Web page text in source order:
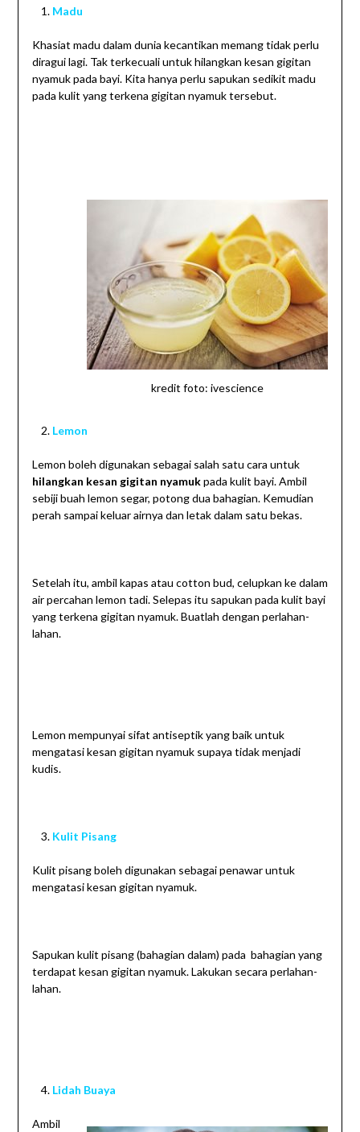
Madu
Khasiat madu dalam dunia kecantikan memang tidak perlu
diragui lagi. Tak terkecuali untuk hilangkan kesan gigitan
nyamuk pada bayi. Kita hanya perlu sapukan sedikit madu
pada kulit yang terkena gigitan nyamuk tersebut.
kredit foto: ivescience
Lemon
Lemon boleh digunakan sebagai salah satu cara untuk
hilangkan kesan gigitan nyamukpada kulit bayi. Ambil
sebiji buah lemon segar, potong dua bahagian. Kemudian
perah sampai keluar airnya dan letak dalam satu bekas.
Setelah itu, ambil kapas atau cotton bud, celupkan ke dalam
air percahan lemon tadi. Selepas itu sapukan pada kulit bayi
yang terkena gigitan nyamuk. Buatlah dengan perlahan-
lahan.
Lemon mempunyai sifat antiseptik yang baik untuk
mengatasi kesan gigitan nyamuk supaya tidak menjadi
kudis.
Kulit Pisang
Kulit pisang boleh digunakan sebagai penawar untuk
mengatasi kesan gigitan nyamuk.
Sapukan kulit pisang (bahagian dalam) pada bahagian yang
terdapat kesan gigitan nyamuk. Lakukan secara perlahan-
lahan.
Lidah Buaya
Ambil